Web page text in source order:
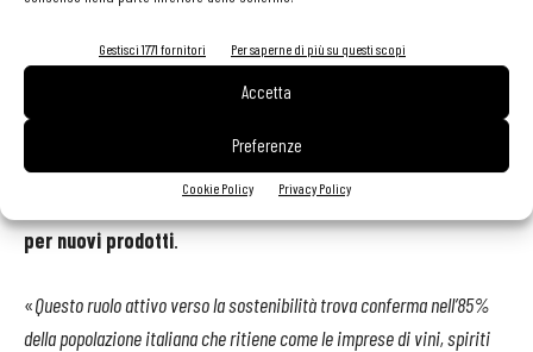
Gestisci 1771 fornitori Per saperne di più su questi scopi
Accetta
Preferenze
Cookie Policy Privacy Policy
Oltre il 90% delle imprese dei tre comparti intervistate ha
sostenuto negli ultimi tre anni investimenti, oltre che per l’acquisto
di beni strumentali, anche a sostegno dellasostenibilità
ambientale
(packaging sostenibili, riduzione dei consumi di
acqua, produzione dell’energia rinnovabile)
culturali, selezione dei fornitori locali, iniziative umanitarie),
per nuovi prodotti.
«Questo ruolo attivo verso la sostenibilità trova conferma nell’85%
della popolazione italiana che ritiene come le imprese di vini, spiriti